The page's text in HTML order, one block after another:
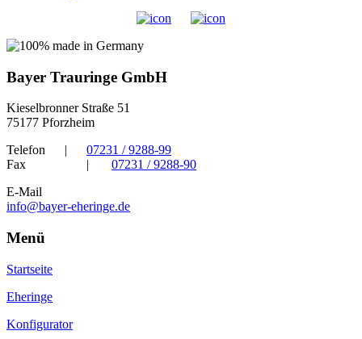
Bayer Trauringe GmbH
Kieselbronner Straße 51
75177 Pforzheim
Telefon
|
07231 / 9288-99
Fax
|
07231 / 9288-90
E-Mail
info@bayer-eheringe.de
Menü
Startseite
Eheringe
Konfigurator